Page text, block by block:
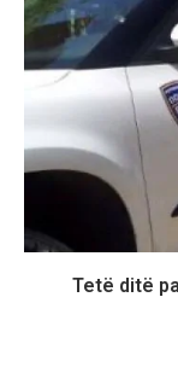
Tetë ditë